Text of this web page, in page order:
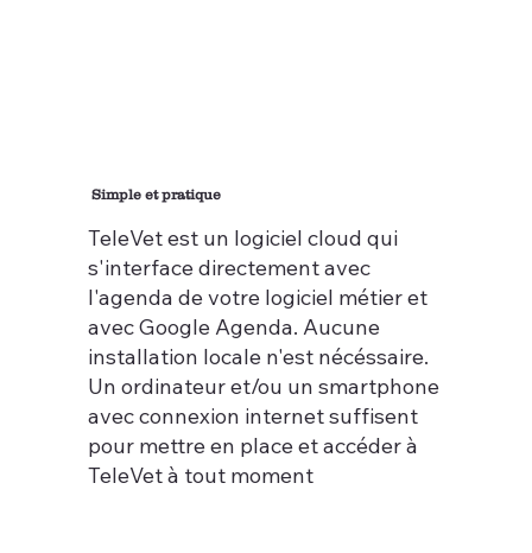
Simple et pratique
TeleVet est un logiciel cloud qui
s'interface directement avec
l'agenda de votre logiciel métier et
avec Google Agenda. Aucune
installation locale n'est nécéssaire.
Un ordinateur et/ou un smartphone
avec connexion internet suffisent
pour mettre en place et accéder à
TeleVet à tout moment